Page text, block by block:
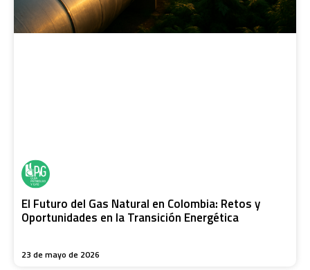
El Futuro del Gas Natural en Colombia: Retos y
Oportunidades en la Transición Energética
23 de mayo de 2026